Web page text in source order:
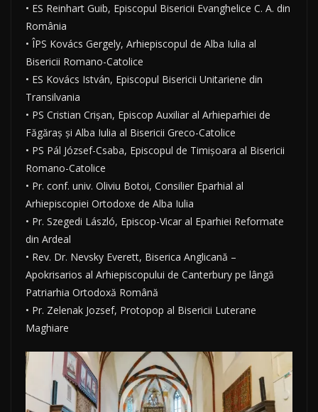
• ES Reinhart Guib, Episcopul Bisericii Evanghelice C. A. din
România
• ÎPS Kovács Gergely, Arhiepiscopul de Alba Iulia al
Bisericii Romano-Catolice
• ES Kovács István, Episcopul Bisericii Unitariene din
Transilvania
• PS Cristian Crișan, Episcop Auxiliar al Arhieparhiei de
Făgăraș și Alba Iulia al Bisericii Greco-Catolice
• PS Pál József-Csaba, Episcopul de Timișoara al Bisericii
Romano-Catolice
• Pr. conf. univ. Oliviu Botoi, Consilier Eparhial al
Arhiepiscopiei Ortodoxe de Alba Iulia
• Pr. Szegedi László, Episcop-Vicar al Eparhiei Reformate
din Ardeal
• Rev. Dr. Nevsky Everett, Biserica Anglicană –
Apokrisarios al Arhiepiscopului de Canterbury pe lângă
Patriarhia Ortodoxă Română
• Pr. Zelenak Jozsef, Protopop al Bisericii Luterane
Maghiare